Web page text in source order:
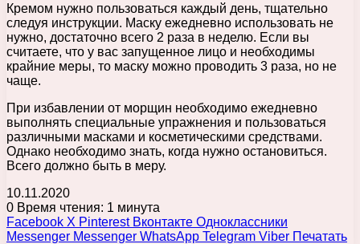
Кремом нужно пользоваться каждый день, тщательно
следуя инструкции. Маску ежедневно использовать не
нужно, достаточно всего 2 раза в неделю. Если вы
считаете, что у вас запущенное лицо и необходимы
крайние меры, то маску можно проводить 3 раза, но не
чаще.
При избавлении от морщин необходимо ежедневно
выполнять специальные упражнения и пользоваться
различными масками и косметическими средствами.
Однако необходимо знать, когда нужно остановиться.
Всего должно быть в меру.
10.11.2020
0 Время чтения: 1 минута
Facebook X Pinterest Вконтакте Одноклассники
Messenger Messenger WhatsApp Telegram Viber Печатать